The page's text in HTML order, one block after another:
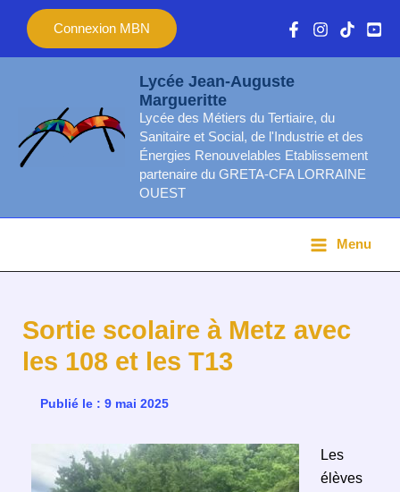
contenu
Connexion MBN
Lycée Jean-Auguste
Margueritte
Lycée des Métiers du Tertiaire, du
Sanitaire et Social, de l'Industrie et des
Énergies Renouvelables Etablissement
partenaire du GRETA-CFA LORRAINE
OUEST
Main
Menu
Menu
Sortie scolaire à Metz avec
les 108 et les T13
Publié le : 9 mai 2025
Les
élèves